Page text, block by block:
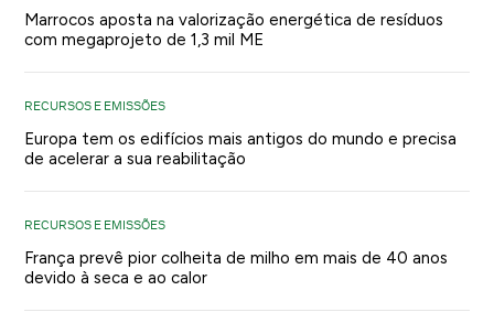
Marrocos aposta na valorização energética de resíduos
com megaprojeto de 1,3 mil ME
RECURSOS E EMISSÕES
Europa tem os edifícios mais antigos do mundo e precisa
de acelerar a sua reabilitação
RECURSOS E EMISSÕES
França prevê pior colheita de milho em mais de 40 anos
devido à seca e ao calor